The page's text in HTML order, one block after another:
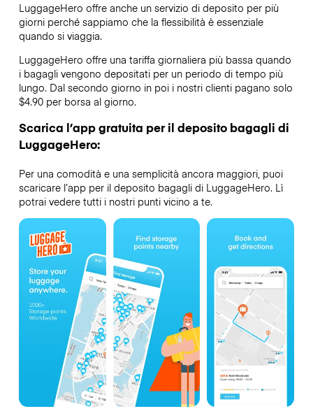
LuggageHero offre anche un servizio di deposito per più
giorni perché sappiamo che la flessibilità è essenziale
quando si viaggia.
LuggageHero offre una tariffa giornaliera più bassa quando
i bagagli vengono depositati per un periodo di tempo più
lungo. Dal secondo giorno in poi i nostri clienti pagano solo
$4.90 per borsa al giorno.
Scarica l’app gratuita per il deposito bagagli di
LuggageHero:
Per una comodità e una semplicità ancora maggiori, puoi
scaricare l’app per il deposito bagagli di LuggageHero. Lì
potrai vedere tutti i nostri punti vicino a te.